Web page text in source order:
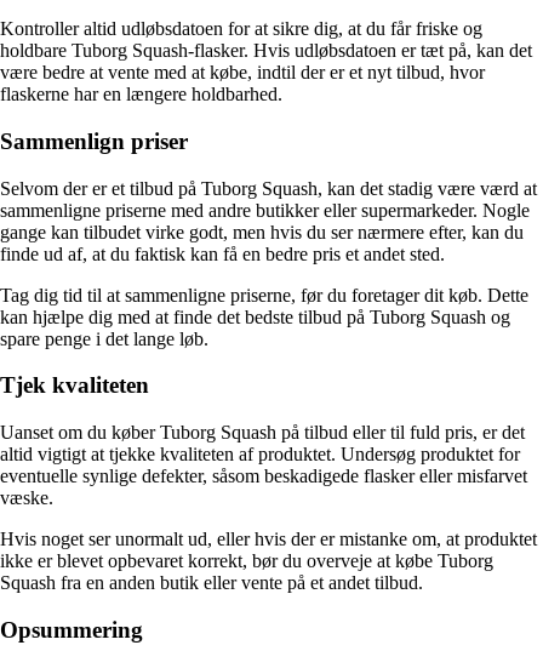
Kontroller altid udløbsdatoen for at sikre dig, at du får friske og
holdbare Tuborg Squash-flasker. Hvis udløbsdatoen er tæt på, kan det
være bedre at vente med at købe, indtil der er et nyt tilbud, hvor
flaskerne har en længere holdbarhed.
Sammenlign priser
Selvom der er et tilbud på Tuborg Squash, kan det stadig være værd at
sammenligne priserne med andre butikker eller supermarkeder. Nogle
gange kan tilbudet virke godt, men hvis du ser nærmere efter, kan du
finde ud af, at du faktisk kan få en bedre pris et andet sted.
Tag dig tid til at sammenligne priserne, før du foretager dit køb. Dette
kan hjælpe dig med at finde det bedste tilbud på Tuborg Squash og
spare penge i det lange løb.
Tjek kvaliteten
Uanset om du køber Tuborg Squash på tilbud eller til fuld pris, er det
altid vigtigt at tjekke kvaliteten af produktet. Undersøg produktet for
eventuelle synlige defekter, såsom beskadigede flasker eller misfarvet
væske.
Hvis noget ser unormalt ud, eller hvis der er mistanke om, at produktet
ikke er blevet opbevaret korrekt, bør du overveje at købe Tuborg
Squash fra en anden butik eller vente på et andet tilbud.
Opsummering